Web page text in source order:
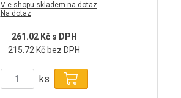
V e-shopu skladem na dotaz
Na dotaz
261.02 Kč s DPH
215.72 Kč bez DPH
ks